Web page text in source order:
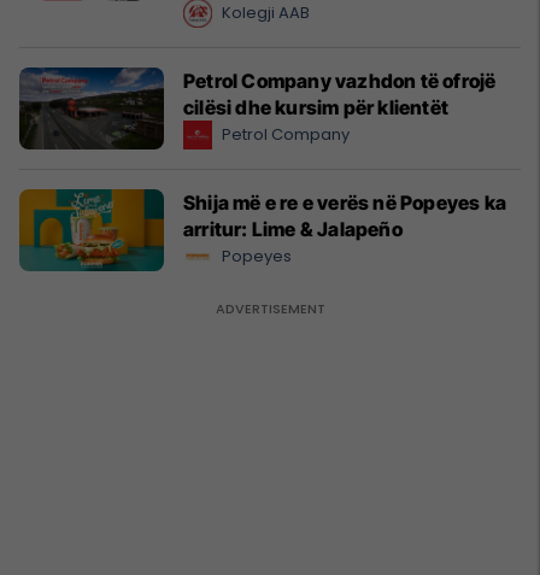
Kolegji AAB
Petrol Company vazhdon të ofrojë
cilësi dhe kursim për klientët
Petrol Company
Shija më e re e verës në Popeyes ka
arritur: Lime & Jalapeño
Popeyes